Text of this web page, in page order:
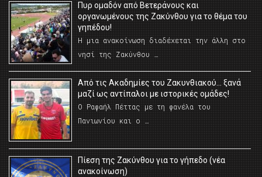
Πυρ ομαδόν από Βετεράνους και
οργανωμένους της Ζακύνθου για το θέμα του
γηπέδου!
Η μια ανακοίνωση διαδέχεται την άλλη στο
νησί της Ζακύνθου …
Από τις Ακαδημίες του Ζακυνθιακού… ξανά
μαζί ως αντίπαλοι με ιστορικές ομάδες!
Ο Ραφαήλ Πέττας με τη φανέλα του
Πανιωνίου και ο …
Πίεση της Ζακύνθου για το γήπεδο (νέα
ανακοίνωση)